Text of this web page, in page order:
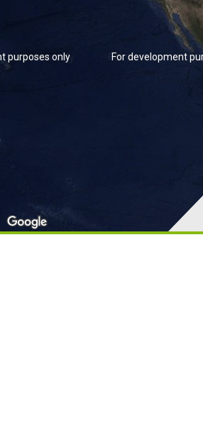
For development
For development
purposes only
purposes only